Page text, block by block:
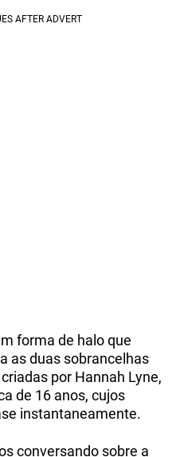
forma de halo que
as duas sobrancelhas
por Hannah Lyne,
de 16 anos, cujos
instantaneamente.
conversando sobre a